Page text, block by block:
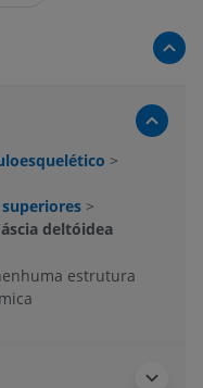
>
>
deltóidea
estrutura